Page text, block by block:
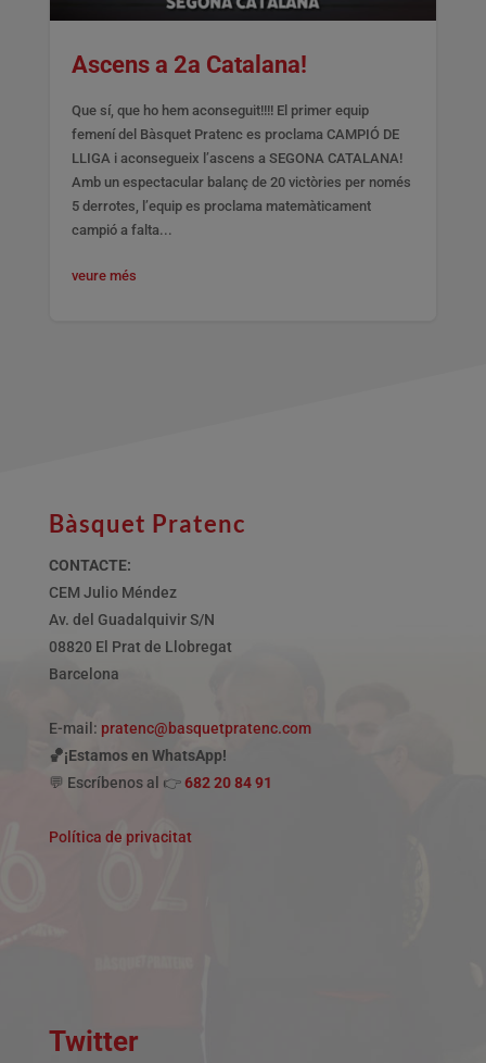
Ascens a 2a Catalana!
Que sí, que ho hem aconseguit!!!! El primer equip
femení del Bàsquet Pratenc es proclama CAMPIÓ DE
LLIGA i aconsegueix l’ascens a SEGONA CATALANA!
Amb un espectacular balanç de 20 victòries per només
5 derrotes, l’equip es proclama matemàticament
campió a falta...
veure més
Bàsquet Pratenc
CONTACTE:
CEM Julio Méndez
Av. del Guadalquivir S/N
08820 El Prat de Llobregat
Barcelona
E-mail: pratenc@basquetpratenc.com
🏀¡Estamos en WhatsApp!
💬 Escríbenos al 👉682 20 84 91
Política de privacitat
Twitter